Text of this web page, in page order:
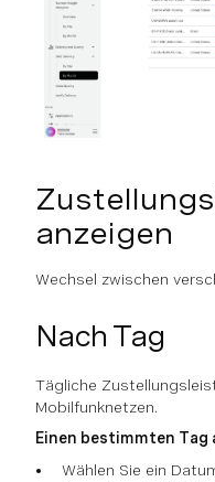
anzeigen
Wechsel zwischen
Nach Tag
Tägliche
Mobilfunknetzen.
Einen bestimmten Tag
Wählen Sie ein